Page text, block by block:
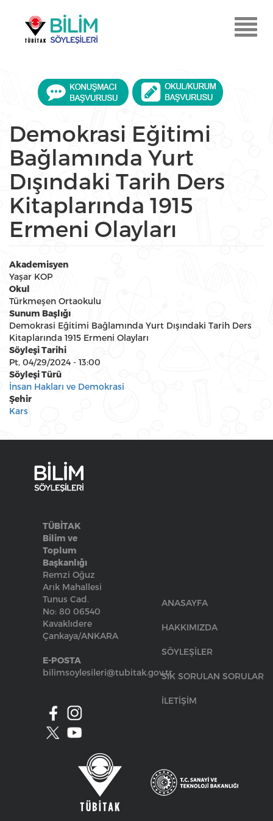
Menu
Aç
Demokrasi Eğitimi
Bağlamında Yurt
Dışındaki Tarih Ders
Kitaplarında 1915
Ermeni Olayları
Akademisyen
Yaşar KOP
Okul
Türkmeşen Ortaokulu
Sunum Başlığı
Demokrasi Eğitimi Bağlamında Yurt Dışındaki Tarih Ders
Kitaplarında 1915 Ermeni Olayları
Söyleşi Tarihi
Pt, 04/29/2024 - 13:00
Söyleşi Türü
İnsan Hakları ve Demokrasi
Şehir
Kars
TÜBİTAK
Bilim ve
Toplum
Başkanlığı
Remzi Oğuz
Arık Mahallesi
Tunus Cad.
No: 80 06540
Kavaklıdere
Çankaya/ANKARA
E-POSTA
bilimsoylesileri@tubitak.gov.tr
ANASAYFA
HAKKIMIZDA
SÖYLEŞİLER
SIK SORULAN SORULAR
İLETİŞİM